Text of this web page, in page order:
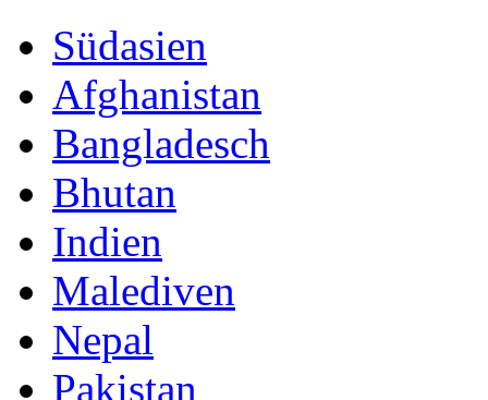
Südasien
Afghanistan
Bangladesch
Bhutan
Indien
Malediven
Nepal
Pakistan